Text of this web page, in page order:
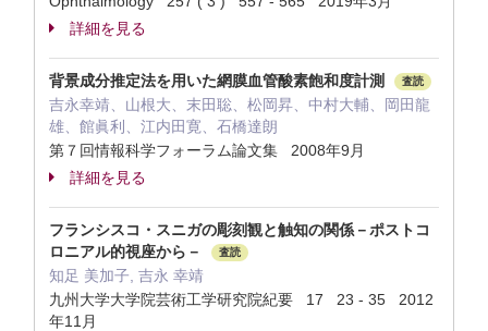
詳細を見る
背景成分推定法を用いた網膜血管酸素飽和度計測 査読
吉永幸靖、山根大、末田聡、松岡昇、中村大輔、岡田龍
雄、館眞利、江内田寛、石橋達朗
第７回情報科学フォーラム論文集 2008年9月
詳細を見る
フランシスコ・スニガの彫刻観と触知の関係－ポストコ
ロニアル的視座から－
査読
知足 美加子, 吉永 幸靖
九州大学大学院芸術工学研究院紀要 17 23 - 35 2012
年11月